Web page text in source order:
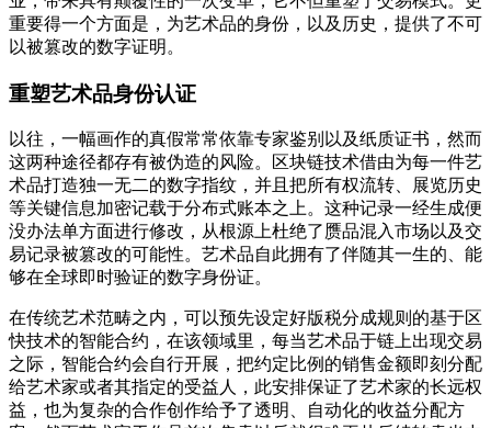
重要得一个方面是，为艺术品的身份，以及历史，提供了不可
以被篡改的数字证明。
重塑艺术品身份认证
以往，一幅画作的真假常常依靠专家鉴别以及纸质证书，然而
这两种途径都存有被伪造的风险。区块链技术借由为每一件艺
术品打造独一无二的数字指纹，并且把所有权流转、展览历史
等关键信息加密记载于分布式账本之上。这种记录一经生成便
没办法单方面进行修改，从根源上杜绝了赝品混入市场以及交
易记录被篡改的可能性。艺术品自此拥有了伴随其一生的、能
够在全球即时验证的数字身份证。
在传统艺术范畴之内，可以预先设定好版税分成规则的基于区
快技术的智能合约，在该领域里，每当艺术品于链上出现交易
之际，智能合约会自行开展，把约定比例的销售金额即刻分配
给艺术家或者其指定的受益人，此安排保证了艺术家的长远权
益，也为复杂的合作创作给予了透明、自动化的收益分配方